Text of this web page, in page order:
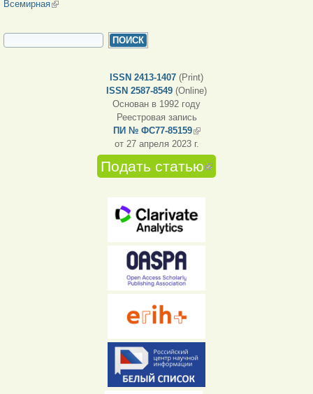
Всемирная(внешняя ссылка)
ФОРМА ПОИСКА
ISSN 2413-1407 (Print)
ISSN 2587-8549 (Online)
Основан в 1992 году
Реестровая запись
ПИ № ФС77-85159(внешняя ссылка)
от 27 апреля 2023 г.
Подать статью